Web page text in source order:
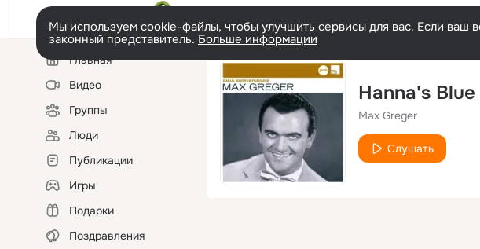
Мы используем cookie-файлы, чтобы улучшить сервисы для вас. Если ваш
законный представитель. Больше информации
Левая
колонкаГлавная
Видео
Группы
Люди
Публикации
Игры
Подарки
Поздравления
Hanna's Blue
Max Greger
Слушать